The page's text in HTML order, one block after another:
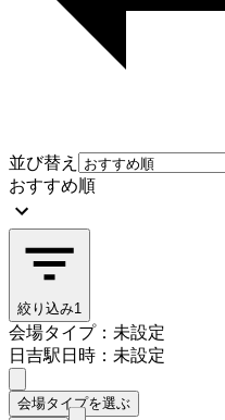
並び替え
おすすめ順
絞り込み1
会場タイプ：未設定
日吉駅日時：未設定
会場タイプを選ぶ